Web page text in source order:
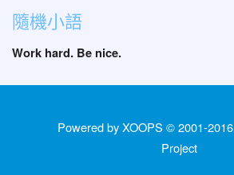
隨機小語
Work hard. Be nice.
Powered by XOOPS © 2001-2016
Project